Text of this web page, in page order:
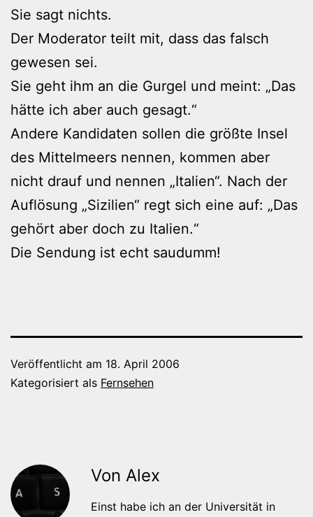
Sie sagt nichts.
Der Moderator teilt mit, dass das falsch
gewesen sei.
Sie geht ihm an die Gurgel und meint: „Das
hätte ich aber auch gesagt.“
Andere Kandidaten sollen die größte Insel
des Mittelmeers nennen, kommen aber
nicht drauf und nennen „Italien“. Nach der
Auflösung „Sizilien“ regt sich eine auf: „Das
gehört aber doch zu Italien.“
Die Sendung ist echt saudumm!
Veröffentlicht am 18. April 2006
Kategorisiert als Fernsehen
Von Alex
Einst habe ich an der Universität in